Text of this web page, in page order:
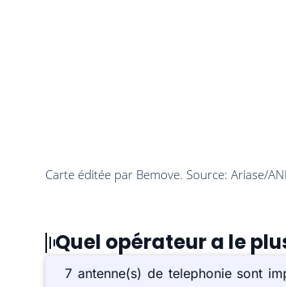
Quel opérateur a le
7 antenne(s) de telephonie sont